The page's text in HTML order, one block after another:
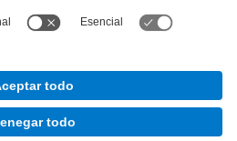
de Ingeniería Industrial de